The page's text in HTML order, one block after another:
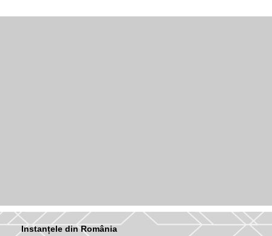
Instanțele din România